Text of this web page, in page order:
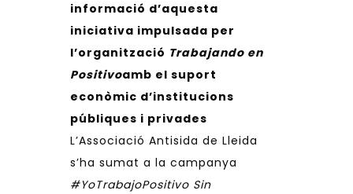
informació d’aquesta
iniciativa impulsada per
l’organització Trabajando en
Positivoamb el suport
econòmic d’institucions
públiques i privades
L’Associació Antisida de Lleida
s’ha sumat a la campanya
#YoTrabajoPositivo Sin